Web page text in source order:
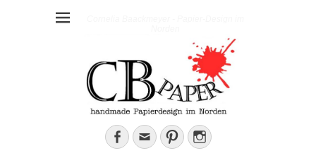
Facebook
E-
Mail
PinterestInstagram